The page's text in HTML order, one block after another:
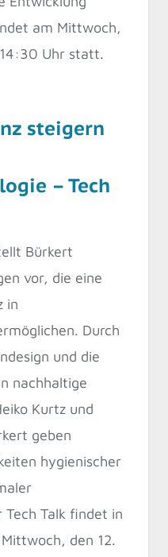
am Mittwoch,
Uhr statt.
steigern
– Tech
Bürkert
vor, die eine
in
Durch
und die
nachhaltige
Kurtz und
geben
hygienischer
Talk findet in
den 12.